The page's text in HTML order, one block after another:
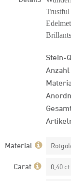
Trustful
Stein-
Material
Carat 0,40 ct